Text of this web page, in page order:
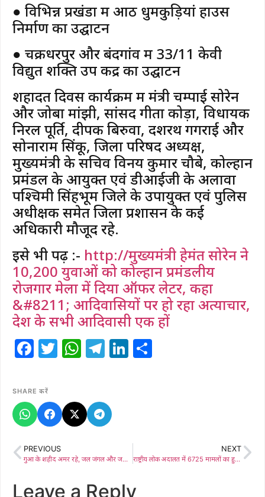
● विभिन्न प्रखंडों में आठ धुमकुड़ियां हाउस
निर्माण का उद्घाटन
● चक्रधरपुर और बंदगांव में 33/11 केवी
विद्युत शक्ति उप केंद्र का उद्घाटन
शहादत दिवस कार्यक्रम में मंत्री चम्पाई सोरेन
और जोबा मांझी, सांसद गीता कोड़ा, विधायक
निरल पूर्ति, दीपक बिरुवा, दशरथ गगराई और
सोनाराम सिंकू, जिला परिषद अध्यक्ष,
मुख्यमंत्री के सचिव विनय कुमार चौबे, कोल्हान
प्रमंडल के आयुक्त एवं डीआईजी के अलावा
पश्चिमी सिंहभूम जिले के उपायुक्त एवं पुलिस
अधीक्षक समेत जिला प्रशासन के कई
अधिकारी मौजूद रहे.
इसे भी पढ़ें :- http://मुख्यमंत्री हेमंत सोरेन ने
10,200 युवाओं को कोल्हान प्रमंडलीय
रोजगार मेला में दिया ऑफर लेटर, कहा
&#8211; आदिवासियों पर हो रहा अत्याचार,
देश के सभी आदिवासी एक हों
Facebook
Twitter
WhatsApp
Telegram
LinkedIn
SHARE करें
PREVIOUS
गुआ के शहीद अमर रहे, जल जंगल और जमीन की रक्षा हेतु शहीद होने वाले गुआ के शहीदों के योगदान भुलाया नहीं जा सकता है : सांसद गीता कोड़ा
NEXT
राष्ट्रीय लोक अदालत में 6725 मामलों का हुआ निष्पादन, 4 करोड़ 41लाख 37हजार 366 रुपये की राशि का हुआ समायोजन
Leave a Reply